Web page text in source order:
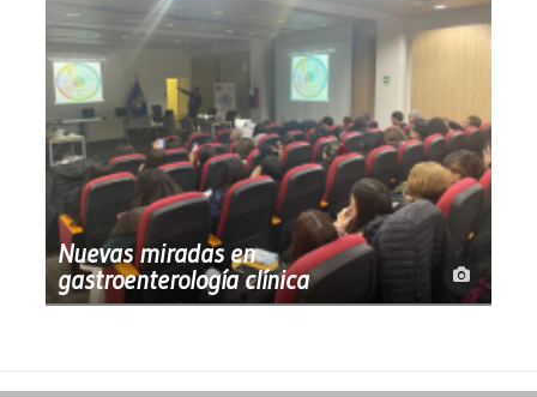
Nuevas miradas en
gastroenterología clínica